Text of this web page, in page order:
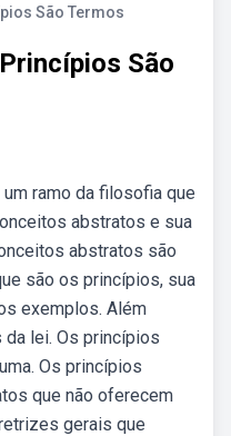
São Termos
São
ramo da filosofia que
abstratos e sua
abstratos são
são os princípios, sua
exemplos. Além
lei. Os princípios
Os princípios
que não oferecem
gerais que